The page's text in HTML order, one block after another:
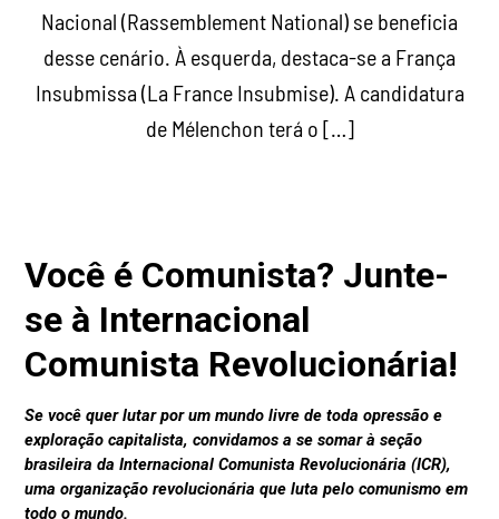
Nacional (Rassemblement National) se beneficia
desse cenário. À esquerda, destaca-se a França
Insubmissa (La France Insubmise). A candidatura
de Mélenchon terá o […]